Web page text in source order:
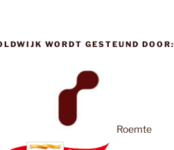
WORDT GESTEUND DOOR:
Roemte